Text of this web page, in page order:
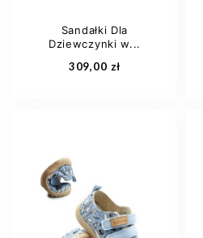
Dodaj do koszyka
Sandałki Dla
Dziewczynki w...
309,00 zł
20 22
24